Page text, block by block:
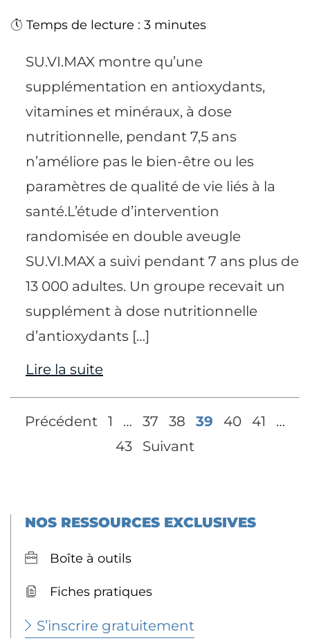
Temps de lecture : 3 minutes
SU.VI.MAX montre qu’une
supplémentation en antioxydants,
vitamines et minéraux, à dose
nutritionnelle, pendant 7,5 ans
n’améliore pas le bien-être ou les
paramètres de qualité de vie liés à la
santé.L’étude d’intervention
randomisée en double aveugle
SU.VI.MAX a suivi pendant 7 ans plus de
13 000 adultes. Un groupe recevait un
supplément à dose nutritionnelle
d’antioxydants […]
Lire la suite
Précédent 1 … 37 38 39 40 41
…
43
Suivant
NOS RESSOURCES EXCLUSIVES
Boîte à outils
Fiches pratiques
S’inscrire gratuitement